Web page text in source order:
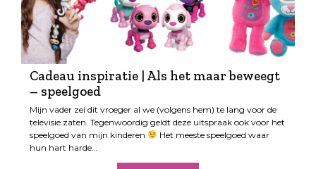
Cadeau inspiratie | Als het maar beweegt
– speelgoed
Mijn vader zei dit vroeger al we (volgens hem) te lang voor de
televisie zaten. Tegenwoordig geldt deze uitspraak ook voor het
speelgoed van mijn kinderen
Het meeste speelgoed waar
hun hart harde…